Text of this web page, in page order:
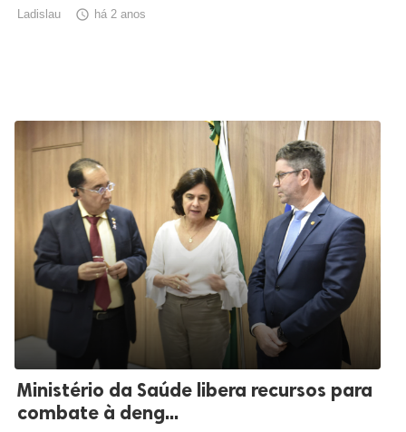
Ladislau  há 2 anos
Ministério da Saúde libera recursos para
combate à deng...